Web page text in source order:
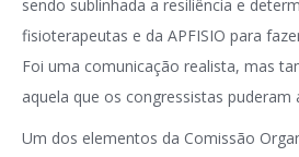
sendo sublinhada a resiliência e
fisioterapeutas e da APFISIO para
Foi uma comunicação realista, mas
aquela que os congressistas puderam
Um dos elementos da Comissão